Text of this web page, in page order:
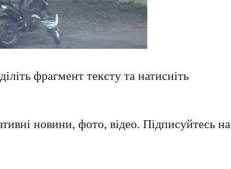
фрагмент тексту та натисніть
новини, фото, відео. Підписуйтесь на